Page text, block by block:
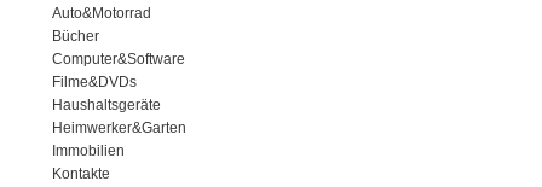
Auto&Motorrad
Bücher
Computer&Software
Filme&DVDs
Haushaltsgeräte
Heimwerker&Garten
Immobilien
Kontakte